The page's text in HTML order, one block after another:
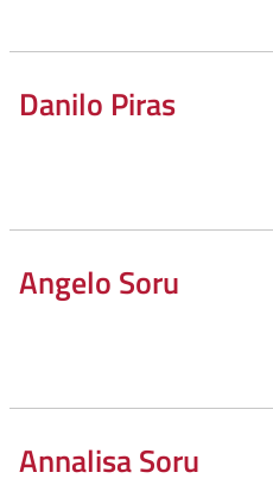
Danilo Piras
Angelo Soru
Annalisa Soru